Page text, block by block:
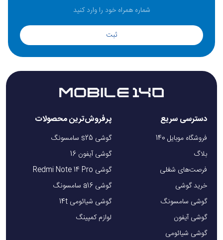
ثبت
دسترسی سریع
فروشگاه موبایل 140
بلاگ
فرصت‌های شغلی
خرید گوشی
گوشی سامسونگ
گوشی آیفون
گوشی شیائومی
پرفروش‌ترین محصولات
گوشی s25 سامسونگ
گوشی آیفون 16
گوشی Redmi Note 14 Pro
گوشی a16 سامسونگ
گوشی شیائومی 14t
لوازم کمپینگ